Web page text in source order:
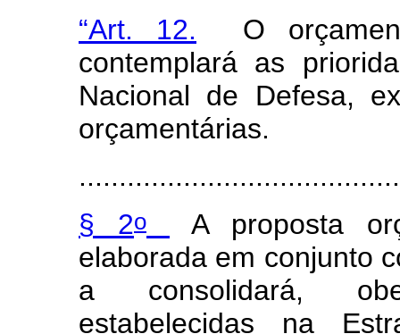
“Art. 12. O
contemplará as
Nacional de Defesa,
orçamentárias.
§ 2o
A proposta
elaborada em conjunto
a consolidará,
estabelecidas na